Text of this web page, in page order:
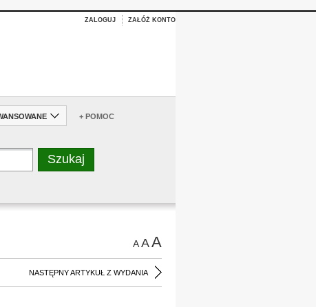
ZALOGUJ ZAŁÓŻ KONTO
+ POMOC
AAA
NASTĘPNY ARTYKUŁ Z WYDANIA